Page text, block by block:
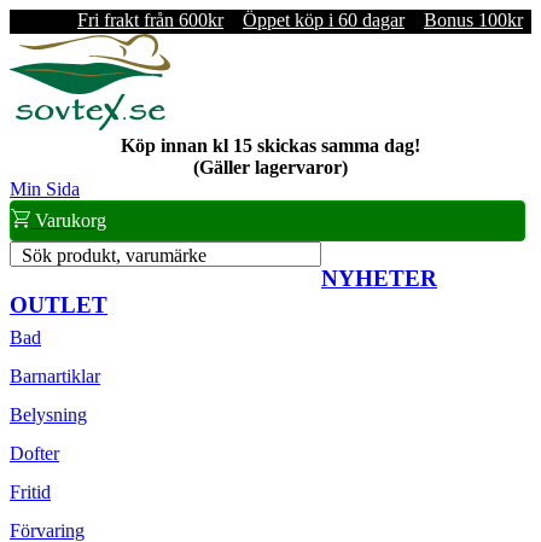
Fri frakt från 600kr Öppet köp i 60 dagar Bonus 100kr
Köp innan kl 15 skickas samma dag!
(Gäller lagervaror)
Min Sida
Varukorg
Sök produkt, varumärke
NYHETER
OUTLET
Bad
Barnartiklar
Belysning
Dofter
Fritid
Förvaring